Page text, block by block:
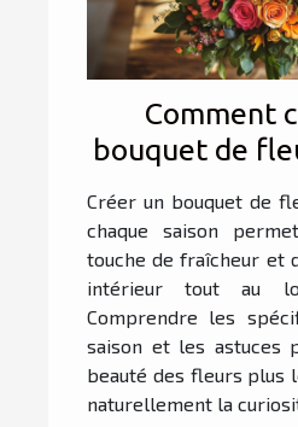
Comment
bouquet de
pour
Créer un bouquet de
chaque saison
touche de fraîcheur et
intérieur tout au
Comprendre les
saison et les astuces
beauté des fleurs plus
naturellement la